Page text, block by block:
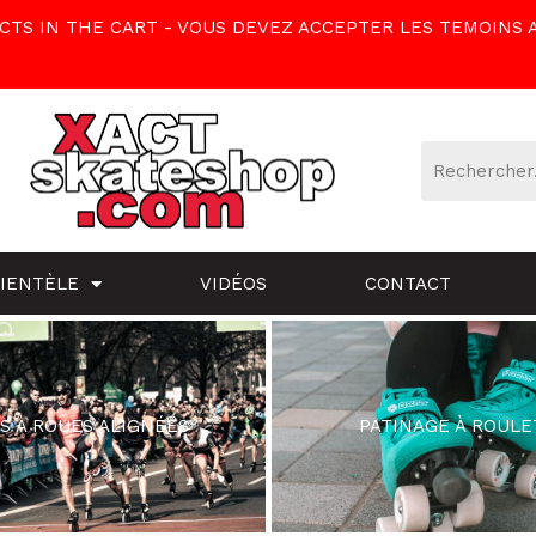
IN THE CART - VOUS DEVEZ ACCEPTER LES
VIDÉOS CONTACT
À ROUES ALIGNÉES PATINAGE À